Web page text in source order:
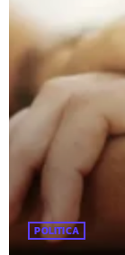
POLITICA